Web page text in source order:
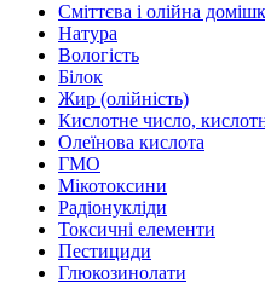
Сміттєва і олійна
Натура
Вологість
Білок
Жир (олійність)
Кислотне число,
Олеїнова кислота
ГМО
Мікотоксини
Радіонукліди
Токсичні елементи
Пестициди
Глюкозинолати